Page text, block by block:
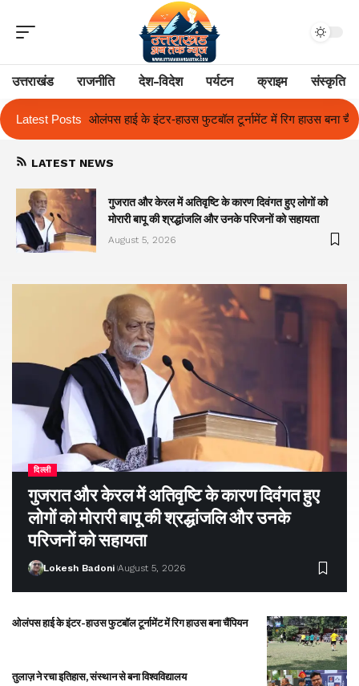
उत्तराखंड राजनीति देश-विदेश पर्यटन क्राइम संस्कृति
Latest Posts
टूर्नामेंट में रिग हाउस बना चैंपियन तुलाज़ ने रचा इतिहास, संस्थान से बना
LATEST NEWS
गुजरात और केरल में अतिवृष्टि के कारण दिवंगत हुए लोगों को
मोरारी बापू की श्रद्धांजलि और उनके परिजनों को सहायता
August 5, 2026
दिल्ली
गुजरात और केरल में अतिवृष्टि के कारण दिवंगत हुए
लोगों को मोरारी बापू की श्रद्धांजलि और उनके
परिजनों को सहायता
Lokesh Badoni August 5, 2026
ओलंपस हाई के इंटर-हाउस फुटबॉल टूर्नामेंट में रिग हाउस बना चैंपियन
तुलाज़ ने रचा इतिहास, संस्थान से बना विश्वविद्यालय